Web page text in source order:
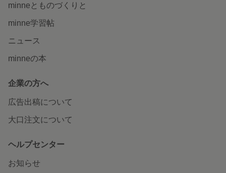
minneとものづくりと
minne学習帖
ニュース
minneの本
企業の方へ
広告出稿について
大口注文について
ヘルプセンター
お知らせ